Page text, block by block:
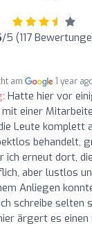
/5 (117
am 1 year
Hatte hier vor
einer
Leute komplett
behandelt,
erneut dort,
aber lustlos
Anliegen
schreibe selten
ärgert es einen